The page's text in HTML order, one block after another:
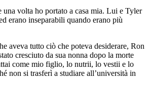
una volta ho portato a casa mia. Lui e Tyler
erano inseparabili quando erano più
aveva tutto ciò che poteva desiderare, Ron
cresciuto da sua nonna dopo la morte
come mio figlio, lo nutrii, lo vestii e lo
non si trasferì a studiare all’università in